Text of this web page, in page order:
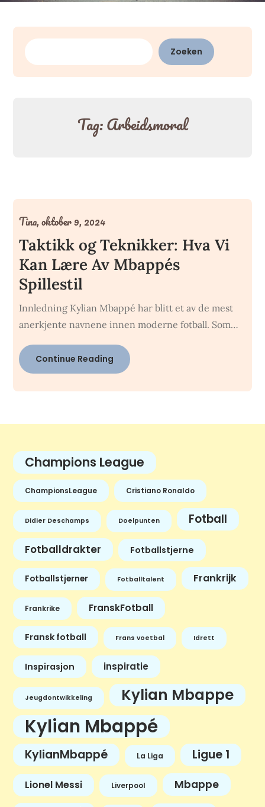
Zoeken
Zoeken
Tag:Arbeidsmoral
Taktikk og Teknikker: Hva Vi
Kan Lære Av Mbappés
Spillestil
Tina,oktober 9, 2024
Innledning Kylian Mbappé har blitt et av de mest
anerkjente navnene innen moderne fotball. Som…
Continue Reading
Champions League
ChampionsLeague Cristiano Ronaldo
Didier Deschamps Doelpunten Fotball
Fotballdrakter Fotballstjerne
Fotballstjerner Fotballtalent Frankrijk
Frankrike FranskFotball
Fransk fotball Frans voetbal Idrett
Inspirasjon inspiratie
Jeugdontwikkeling Kylian Mbappe
Kylian Mbappé
KylianMbappé La Liga Ligue 1
Lionel Messi Liverpool Mbappe